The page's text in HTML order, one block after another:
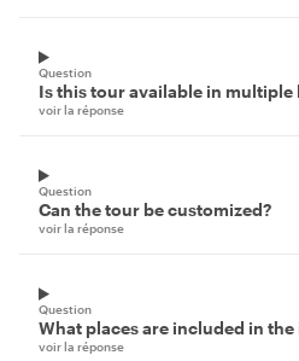
Question
Is this tour available in multiple
voir la réponse
Question
Can the tour be customized?
voir la réponse
Question
What places are included in
voir la réponse